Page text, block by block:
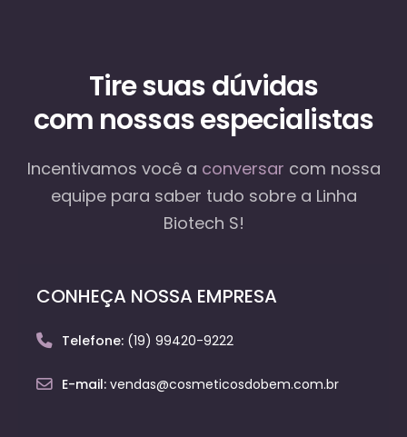
Tire suas dúvidas
com nossas especialistas
Incentivamos você a conversar com nossa
equipepara saber tudo sobre a Linha
Biotech S!
CONHEÇA NOSSA EMPRESA
Telefone: (19) 99420-9222
E-mail: vendas@cosmeticosdobem.com.br